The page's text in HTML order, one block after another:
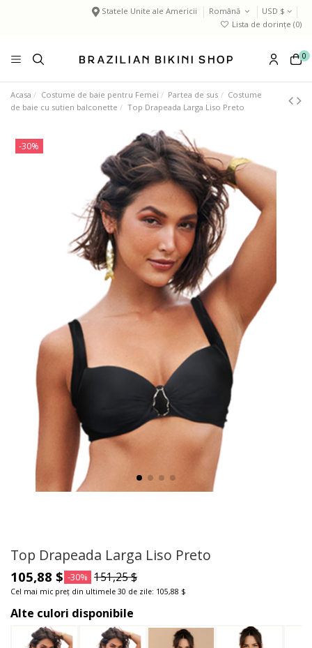
Statele Unite ale Americii Română
USD $
Lista de dorințe (0)
0
Acasa Costume de baie pentru Femei Partea de sus
Costume
de baie cu sutien balconette
Top Drapeada Larga Liso Preto
-30%
Top Drapeada Larga Liso Preto
105,88 $ -30% 151,25 $
Cel mai mic preț din ultimele 30 de zile: 105,88 $
Alte culori disponibile